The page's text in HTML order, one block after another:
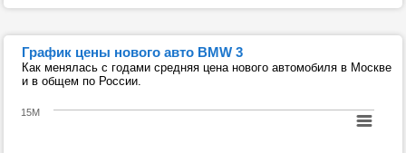
График цены нового авто BMW 3
Как менялась с годами средняя цена нового автомобиля в Москве
и в общем по России.
15M